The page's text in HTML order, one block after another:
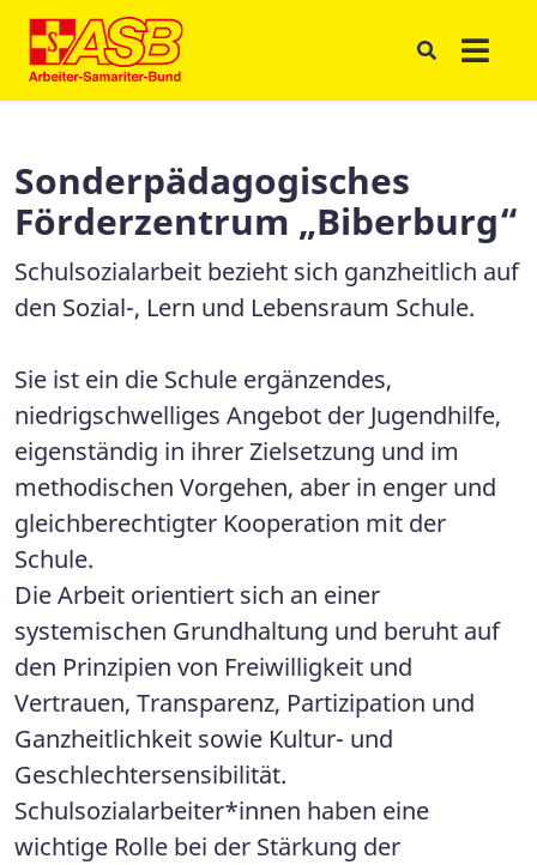
Sonderpädagogisches
Förderzentrum „Biberburg“
Schulsozialarbeit bezieht sich ganzheitlich auf
den Sozial-, Lern und Lebensraum Schule.
Sie ist ein die Schule ergänzendes,
niedrigschwelliges Angebot der Jugendhilfe,
eigenständig in ihrer Zielsetzung und im
methodischen Vorgehen, aber in enger und
gleichberechtigter Kooperation mit der
Schule.
Die Arbeit orientiert sich an einer
systemischen Grundhaltung und beruht auf
den Prinzipien von Freiwilligkeit und
Vertrauen, Transparenz, Partizipation und
Ganzheitlichkeit sowie Kultur- und
Geschlechtersensibilität.
Schulsozialarbeiter*innen haben eine
wichtige Rolle bei der Stärkung der